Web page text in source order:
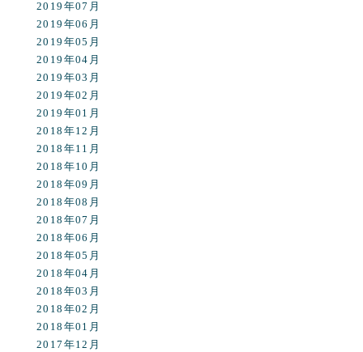
2019年07月
2019年06月
2019年05月
2019年04月
2019年03月
2019年02月
2019年01月
2018年12月
2018年11月
2018年10月
2018年09月
2018年08月
2018年07月
2018年06月
2018年05月
2018年04月
2018年03月
2018年02月
2018年01月
2017年12月